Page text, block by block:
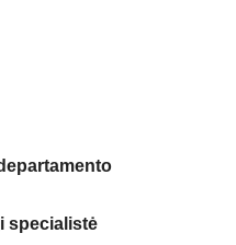
specialistė